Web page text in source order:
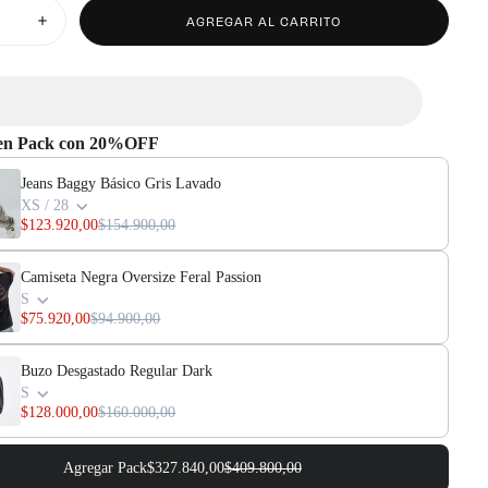
DISPONIBLE
Aumentar
cantidad
Lavado
AGREGAR AL CARRITO
Pack con 20%OFF
Jeans Baggy Básico Gris Lavado
XS / 28
$123.920,00$154.900,00
Camiseta Negra Oversize Feral Passion
S
$75.920,00$94.900,00
Buzo Desgastado Regular Dark
S
$128.000,00$160.000,00
Agregar Pack$327.840,00$409.800,00